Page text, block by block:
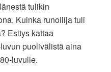
tulikin
Kuinka runoilija tuli
Esitys kattaa
puolivälistä aina
luvulle.